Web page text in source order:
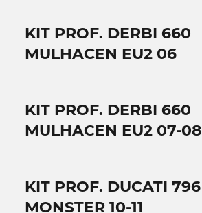
KIT PROF. DERBI 660
MULHACEN EU2 06
KIT PROF. DERBI 660
MULHACEN EU2 07-08
KIT PROF. DUCATI 796
MONSTER 10-11